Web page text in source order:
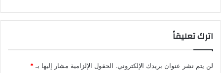
اترك تعليقاً
لن يتم نشر عنوان بريدك الإلكتروني. الحقول الإلزامية مشار إليها بـ*